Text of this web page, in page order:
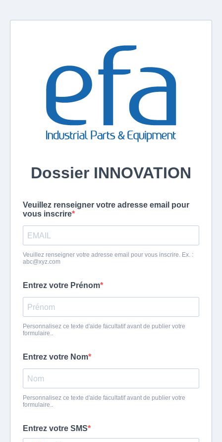
Dossier INNOVATION
Veuillez renseigner votre adresse email pour
vous inscrire
Veuillez renseigner votre adresse email pour vous inscrire. Ex. :
abc@xyz.com
Entrez votre Prénom
Personnalisez ce texte d'aide facultatif avant de publier votre
formulaire..
Entrez votre Nom
Personnalisez ce texte d'aide facultatif avant de publier votre
formulaire..
Entrez votre SMS